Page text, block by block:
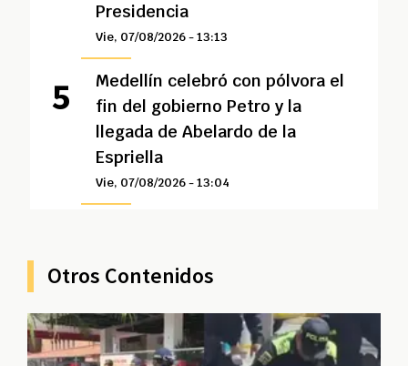
Presidencia
Vie, 07/08/2026 - 13:13
Medellín celebró con pólvora el
fin del gobierno Petro y la
llegada de Abelardo de la
Espriella
Vie, 07/08/2026 - 13:04
Otros Contenidos